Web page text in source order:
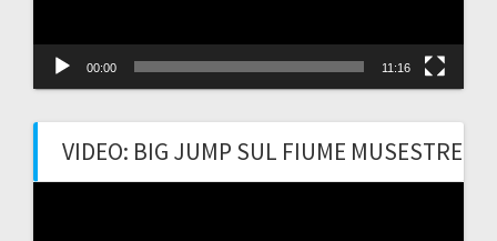
00:00 11:16
VIDEO: BIG JUMP SUL FIUME MUSESTRE